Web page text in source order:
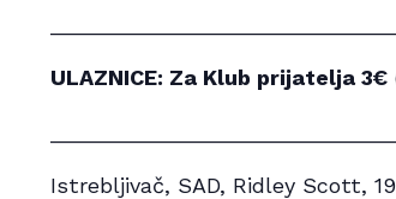
ULAZNICE: Za Klub prijatelja 3€
Istrebljivač, SAD, Ridley Scott,